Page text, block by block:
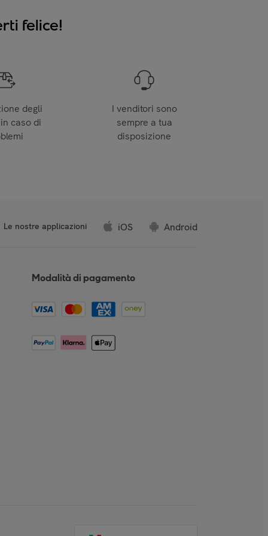
felice!
degli
caso di
I venditori sono
sempre a tua
disposizione
Le nostre applicazioni iOS Android
Modalità di pagamento